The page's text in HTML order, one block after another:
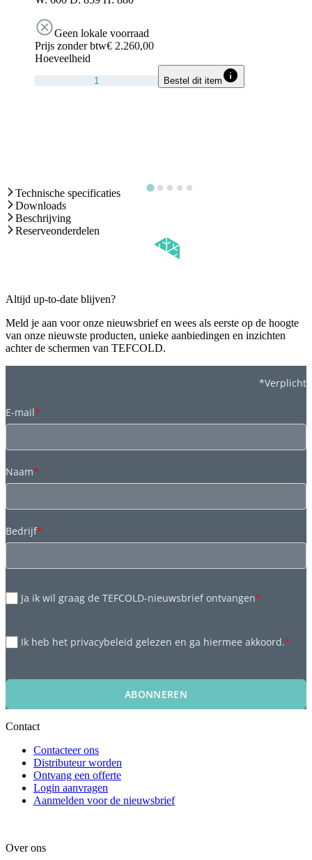
Geen lokale voorraad
Prijs zonder btw€ 2.260,00
Hoeveelheid
Bestel dit item
Technische specificaties
Downloads
Beschrijving
Reserveonderdelen
Altijd up-to-date blijven?
Meld je aan voor onze nieuwsbrief en wees als eerste op de hoogte
van onze nieuwste producten, unieke aanbiedingen en inzichten
achter de schermen van TEFCOLD.
*Verplicht
E-mail*
Naam*
Bedrijf*
Ja ik wil graag de TEFCOLD-nieuwsbrief ontvangen*
Ik heb het privacybeleid gelezen en ga hiermee akkoord.*
ABONNEREN
Contact
Contacteer ons
Distributeur worden
Ontvang een offerte
Login aanvragen
Aanmelden voor de nieuwsbrief
Over ons